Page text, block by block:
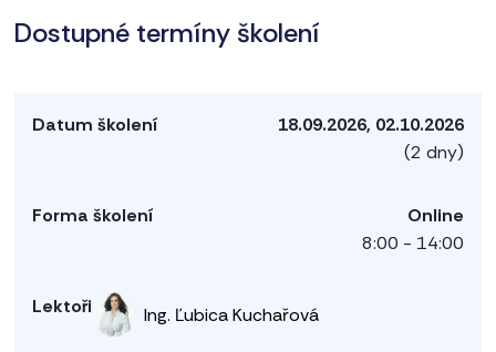
Dostupné termíny školení
18.09.2026, 02.10.2026
(2 dny)
Online
8:00 - 14:00
Ing. Ľubica Kuchařová